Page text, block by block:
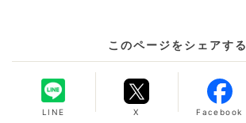
このページをシェアする
LINE X Facebook